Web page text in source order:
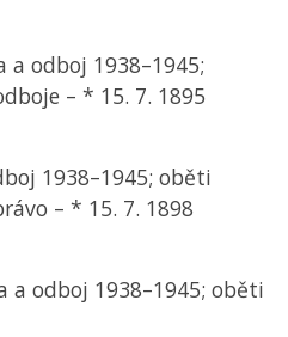
a odboj 1938–1945;
– * 15. 7. 1895
1938–1945; oběti
– * 15. 7. 1898
a odboj 1938–1945; oběti